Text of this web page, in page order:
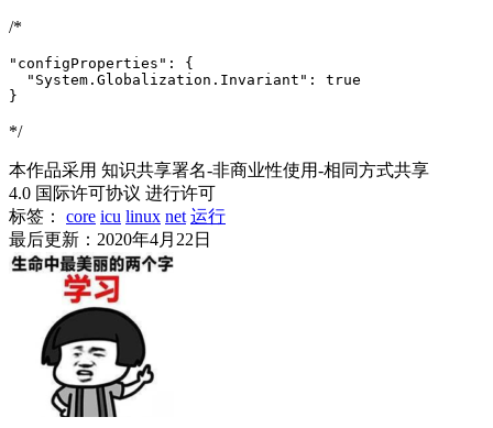
/*
"configProperties": {
  "System.Globalization.Invariant": true
}
*/
本作品采用 知识共享署名-非商业性使用-相同方式共享
4.0 国际许可协议 进行许可
标签：
core icu linux net 运行
最后更新：2020年4月22日